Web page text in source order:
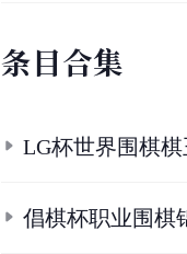
条目合集
LG杯世界围棋
倡棋杯职业围棋